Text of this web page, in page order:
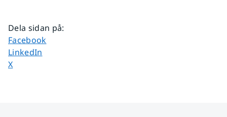
Dela sidan på:
Dela sidan på
Facebook
Dela sidan på
LinkedIn
Dela sidan på
X